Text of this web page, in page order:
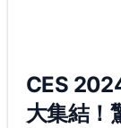
CES
大集結！